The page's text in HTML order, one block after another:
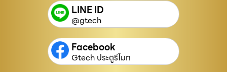
LINE ID
@gtech
Facebook
Gtech ประตูรีโมท